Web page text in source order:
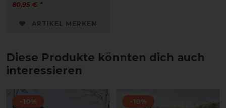
80,95 € *
ARTIKEL MERKEN
Diese Produkte könnten dich auch
interessieren
-10% -10%